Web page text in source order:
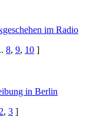
im Radio
8, 9, 10 ]
in Berlin
2, 3 ]